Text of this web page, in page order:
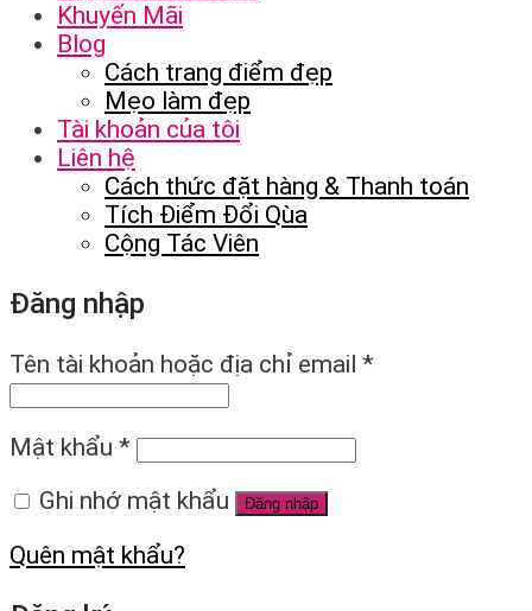
Khuyến Mãi
Blog
Cách trang điểm đẹp
Mẹo làm đẹp
Tài khoản của tôi
Liên hệ
Cách thức đặt hàng & Thanh toán
Tích Điểm Đổi Qùa
Cộng Tác Viên
Đăng nhập
Tên tài khoản hoặc địa chỉ email *
Mật khẩu *
Ghi nhớ mật khẩu
Đăng nhập
Quên mật khẩu?